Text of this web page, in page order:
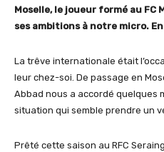
Moselle, le joueur formé au FC
ses ambitions à notre micro.
La trêve internationale était
leur chez-soi. De passage en
Abbad nous a accordé quelques
situation qui semble prendre un
Prêté cette saison au RFC